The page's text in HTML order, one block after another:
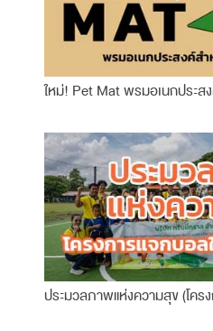
ใหม่! Pet Mat พรมอเนกประส
ประมวลภาพแห่งความสุข (โคร